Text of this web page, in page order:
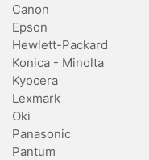
Canon
Epson
Hewlett-Packard
Konica - Minolta
Kyocera
Lexmark
Oki
Panasonic
Pantum